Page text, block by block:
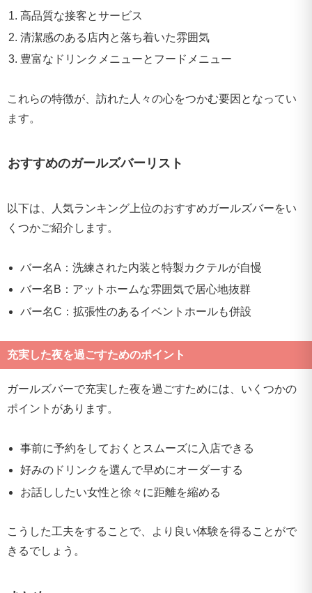
高品質な接客とサービス
清潔感のある店内と落ち着いた雰囲気
豊富なドリンクメニューとフードメニュー
これらの特徴が、訪れた人々の心をつかむ要因となってい
ます。
おすすめのガールズバーリスト
以下は、人気ランキング上位のおすすめガールズバーをい
くつかご紹介します。
バー名A：洗練された内装と特製カクテルが自慢
バー名B：アットホームな雰囲気で居心地抜群
バー名C：拡張性のあるイベントホールも併設
充実した夜を過ごすためのポイント
ガールズバーで充実した夜を過ごすためには、いくつかの
ポイントがあります。
事前に予約をしておくとスムーズに入店できる
好みのドリンクを選んで早めにオーダーする
お話ししたい女性と徐々に距離を縮める
こうした工夫をすることで、より良い体験を得ることがで
きるでしょう。